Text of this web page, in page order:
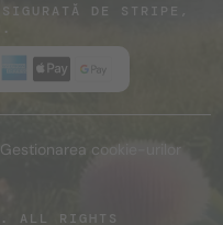
DE STRIPE,
Gestionarea cookie-urilor
ALL RIGHTS